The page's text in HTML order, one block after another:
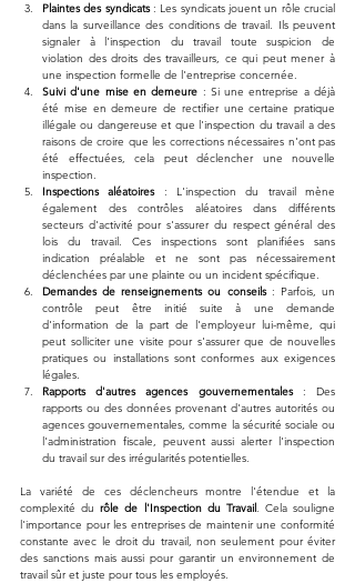
Plaintes des syndicats : Les syndicats jouent un rôle crucial
dans la surveillance des conditions de travail. Ils peuvent
signaler à l'inspection du travail toute suspicion de
violation des droits des travailleurs, ce qui peut mener à
une inspection formelle de l'entreprise concernée.
Suivi d'une mise en demeure : Si une entreprise a déjà
été mise en demeure de rectifier une certaine pratique
illégale ou dangereuse et que l'inspection du travail a des
raisons de croire que les corrections nécessaires n'ont pas
été effectuées, cela peut déclencher une nouvelle
inspection.
Inspections aléatoires : L'inspection du travail mène
également des contrôles aléatoires dans différents
secteurs d'activité pour s'assurer du respect général des
lois du travail. Ces inspections sont planifiées sans
indication préalable et ne sont pas nécessairement
déclenchées par une plainte ou un incident spécifique.
Demandes de renseignements ou conseils : Parfois, un
contrôle peut être initié suite à une demande
d'information de la part de l'employeur lui-même, qui
peut solliciter une visite pour s'assurer que de nouvelles
pratiques ou installations sont conformes aux exigences
légales.
Rapports d'autres agences gouvernementales : Des
rapports ou des données provenant d'autres autorités ou
agences gouvernementales, comme la sécurité sociale ou
l'administration fiscale, peuvent aussi alerter l'inspection
du travail sur des irrégularités potentielles.
La variété de ces déclencheurs montre l'étendue et la
complexité du rôle de l'Inspection du Travail. Cela souligne
l'importance pour les entreprises de maintenir une conformité
constante avec le droit du travail, non seulement pour éviter
des sanctions mais aussi pour garantir un environnement de
travail sûr et juste pour tous les employés.